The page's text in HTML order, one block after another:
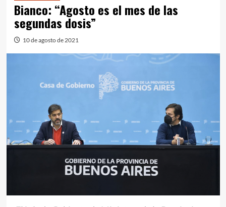
Bianco: “Agosto es el mes de las
segundas dosis”
10 de agosto de 2021